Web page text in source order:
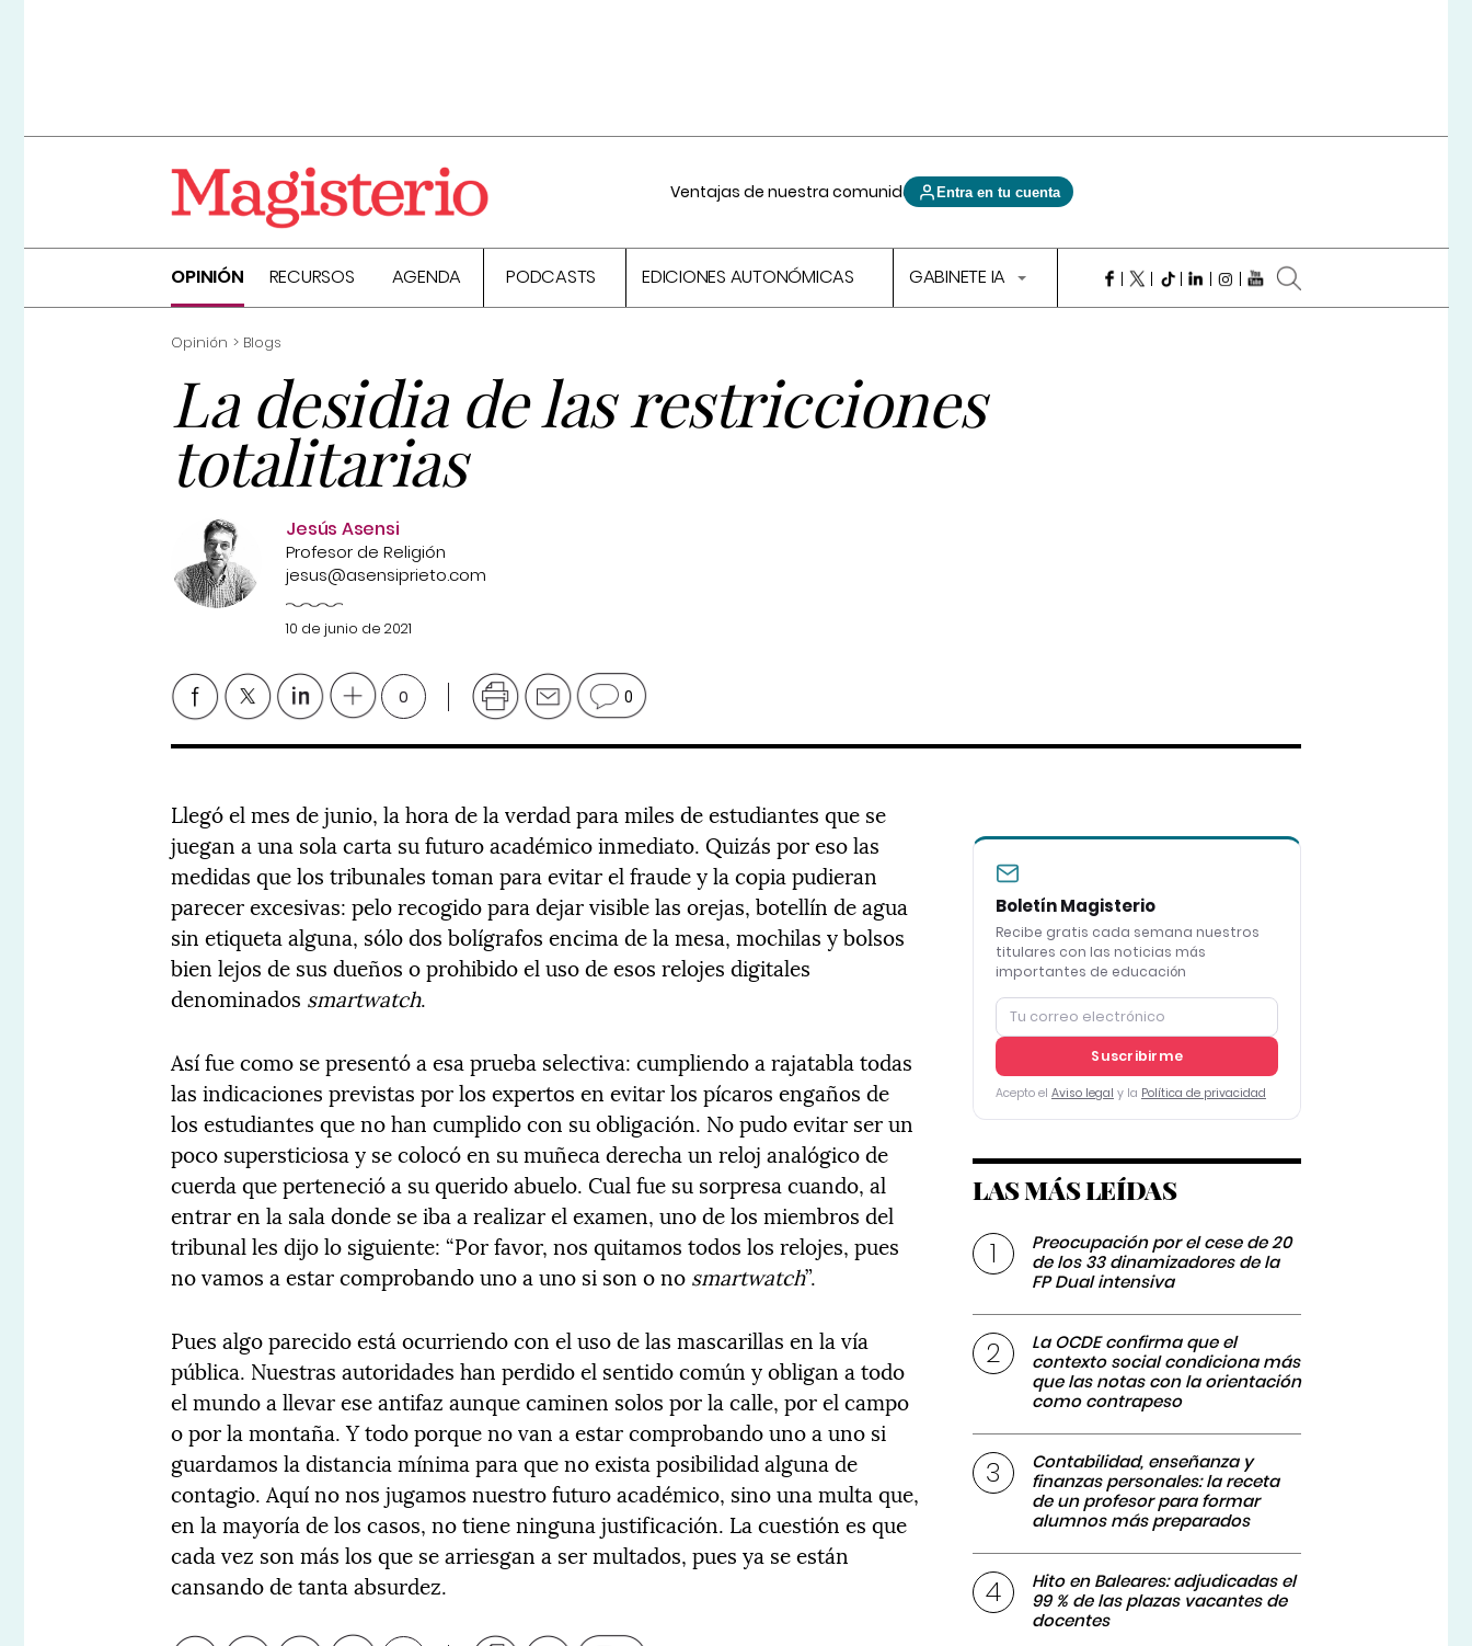
Ventajas de nuestra comunidad Entra en tu cuenta
OPINIÓN RECURSOS AGENDA PODCASTS EDICIONES AUTONÓMICAS GABINETE IA
Opinión Blogs
La desidia de las restricciones
totalitarias
Jesús Asensi
Profesor de Religión
jesus@asensiprieto.com
10 de junio de 2021
0 0
Llegó el mes de junio, la hora de la verdad para miles de estudiantes que se
juegan a una sola carta su futuro académico inmediato. Quizás por eso las
medidas que los tribunales toman para evitar el fraude y la copia pudieran
parecer excesivas: pelo recogido para dejar visible las orejas, botellín de agua
sin etiqueta alguna, sólo dos bolígrafos encima de la mesa, mochilas y bolsos
bien lejos de sus dueños o prohibido el uso de esos relojes digitales
denominados smartwatch.
Así fue como se presentó a esa prueba selectiva: cumpliendo a rajatabla todas
las indicaciones previstas por los expertos en evitar los pícaros engaños de
los estudiantes que no han cumplido con su obligación. No pudo evitar ser un
poco supersticiosa y se colocó en su muñeca derecha un reloj analógico de
cuerda que perteneció a su querido abuelo. Cual fue su sorpresa cuando, al
entrar en la sala donde se iba a realizar el examen, uno de los miembros del
tribunal les dijo lo siguiente: “Por favor, nos quitamos todos los relojes, pues
no vamos a estar comprobando uno a uno si son o no smartwatch”.
Pues algo parecido está ocurriendo con el uso de las mascarillas en la vía
pública. Nuestras autoridades han perdido el sentido común y obligan a todo
el mundo a llevar ese antifaz aunque caminen solos por la calle, por el campo
o por la montaña. Y todo porque no van a estar comprobando uno a uno si
guardamos la distancia mínima para que no exista posibilidad alguna de
contagio. Aquí no nos jugamos nuestro futuro académico, sino una multa que,
en la mayoría de los casos, no tiene ninguna justificación. La cuestión es que
cada vez son más los que se arriesgan a ser multados, pues ya se están
cansando de tanta absurdez.
Boletín Magisterio
Recibe gratis cada semana nuestros
titulares con las noticias más
importantes de educación
Suscribirme
Acepto el Aviso legal y la Política de privacidad
LAS MÁS LEÍDAS
Preocupación por el cese de 20
de los 33 dinamizadores de la
FP Dual intensiva
La OCDE confirma que el
contexto social condiciona más
que las notas con la orientación
como contrapeso
Contabilidad, enseñanza y
finanzas personales: la receta
de un profesor para formar
alumnos más preparados
Hito en Baleares: adjudicadas el
99 % de las plazas vacantes de
docentes